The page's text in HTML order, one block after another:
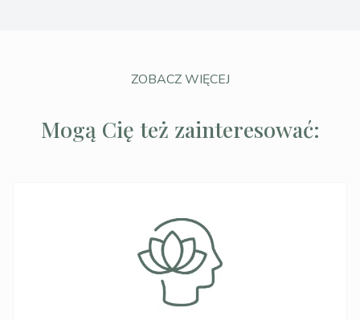
ZOBACZ WIĘCEJ
Mogą Cię też zainteresować: